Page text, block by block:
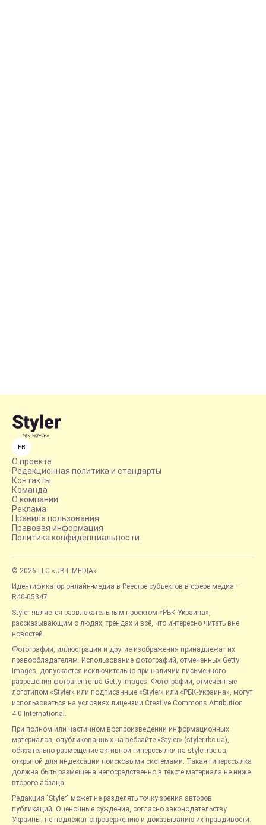
FB
О проекте
Редакционная политика и стандарты
Контакты
Команда
О компании
Реклама
Правила пользования
Правовая информация
Политика конфиденциальности
© 2026 LLC «UBT MEDIA»
Идентификатор онлайн-медиа в Реестре субъектов в сфере медиа —
R40-05347
Styler является развлекательным проектом «РБК-Украина»,
рассказывающим о людях, трендах и всё, что интересно читать вне
новостей.
Фотографии, иллюстрации и другие изображения принадлежат их
правообладателям. Использование фотографий, отмеченных Getty
Images, допускается исключительно при наличии письменного
разрешения фотоагентства Getty Images. Фотографии, отмеченные
логотипом «Styler» или подписанные «Styler» или «РБК-Украина», могут
использоваться на условиях лицензии Creative Commons Attribution
4.0 International.
При полном или частичном воспроизведении информационных
материалов, опубликованных на вебсайте «Styler» (styler.rbc.ua),
обязательно размещение активной гиперссылки на styler.rbc.ua,
открытой для индексации поисковыми системами. Такая гиперссылка
должна быть размещена непосредственно в тексте материала не ниже
второго абзаца.
Редакция "Styler" может не разделять точку зрения авторов
публикаций. Оценочные суждения, согласно законодательству
Украины, не подлежат опровержению и доказыванию их правдивости.